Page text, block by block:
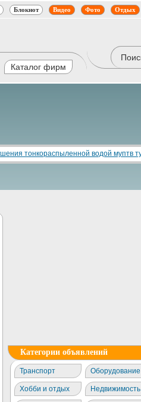
Блокнот Видео Фото Отдых
Каталог фирм
Категории объявлений
Транспорт Оборудование
Хобби и отдых Недвижимость